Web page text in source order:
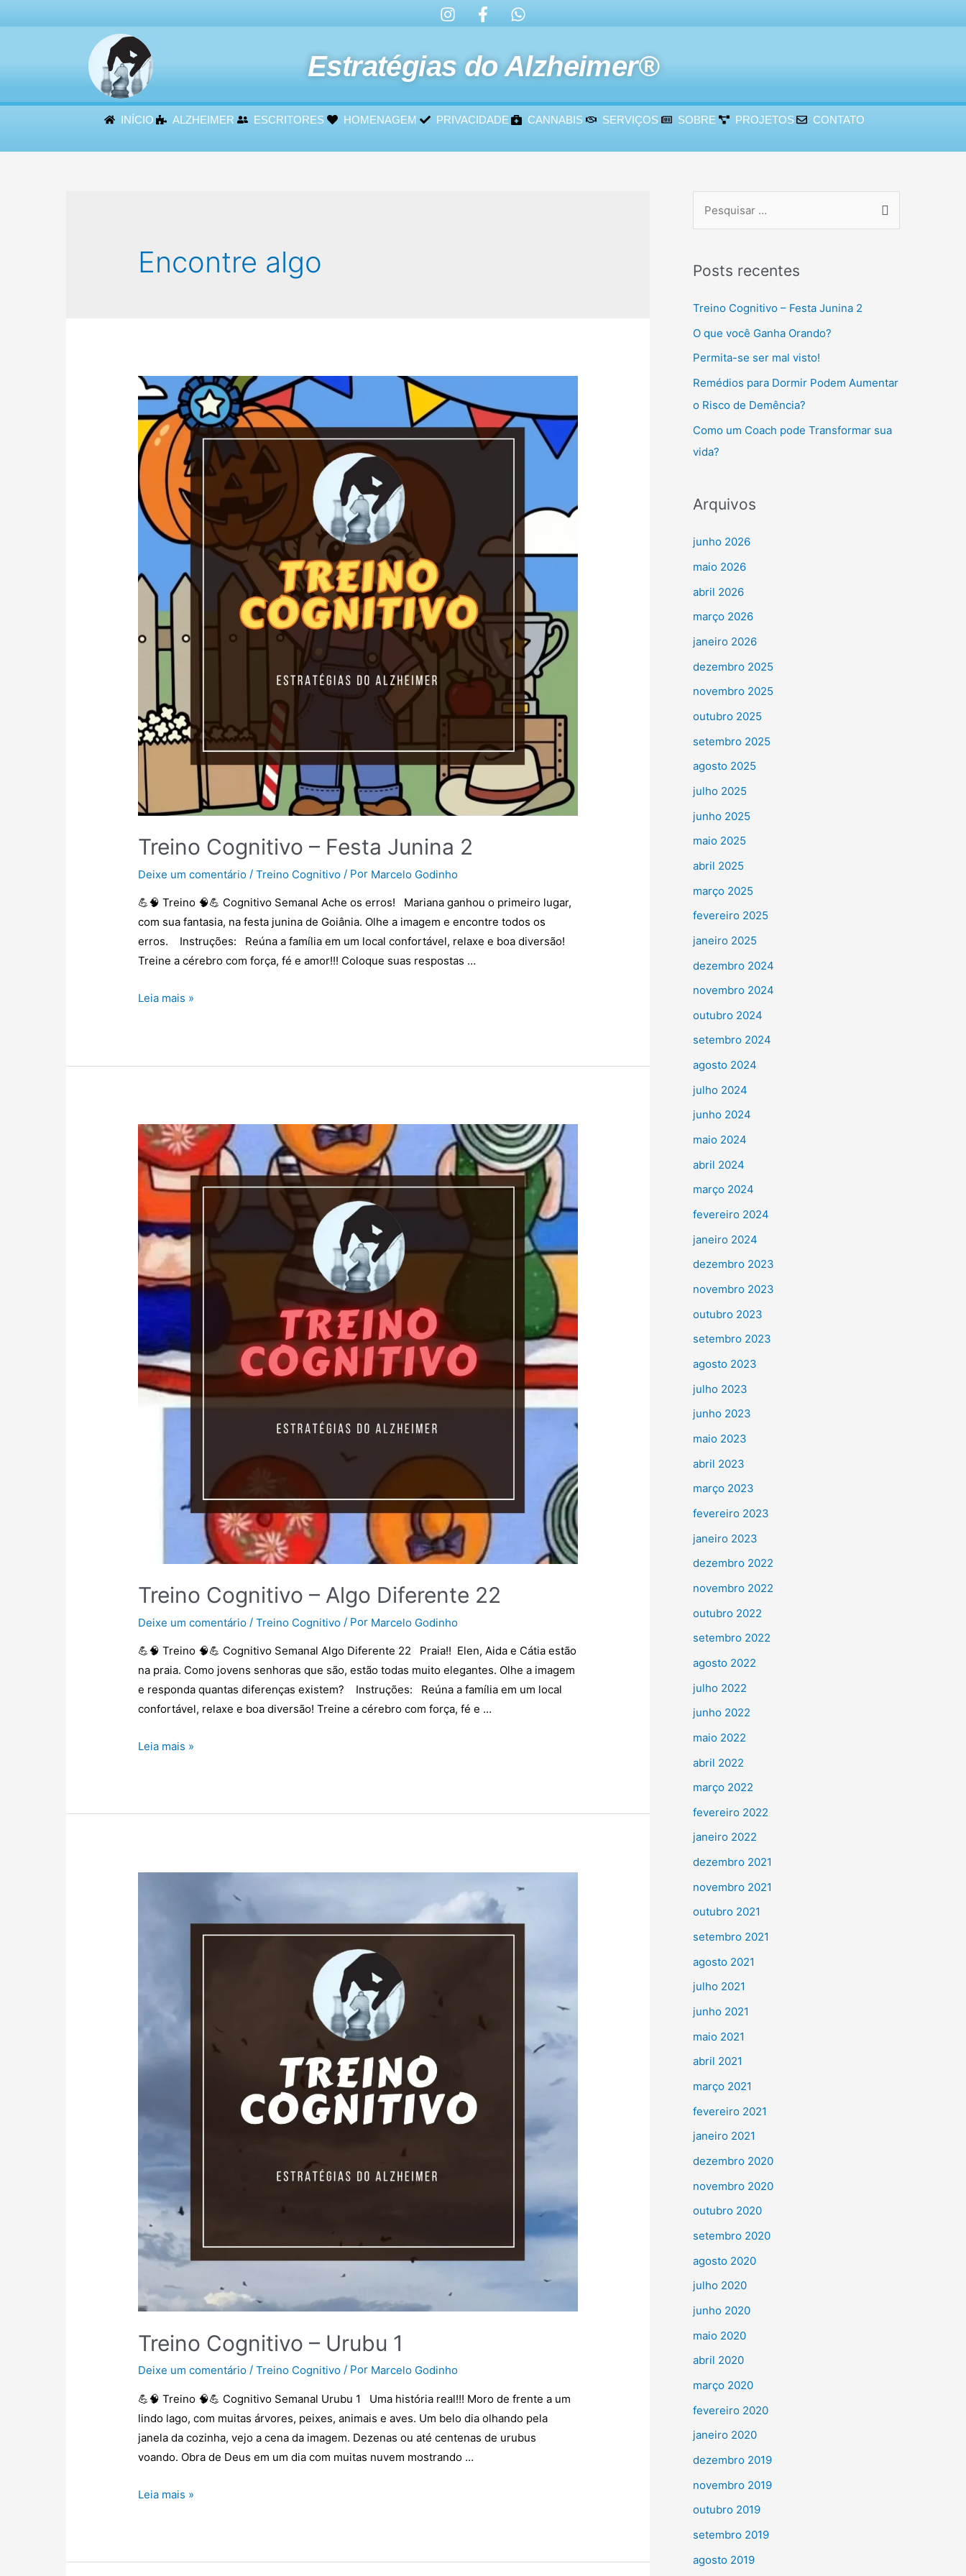
Estratégias do Alzheimer®
INÍCIO ALZHEIMER ESCRITORES HOMENAGEM PRIVACIDADE CANNABIS SERVIÇOS SOBRE PROJETOS CONTATO
Encontre algo
Treino Cognitivo – Festa Junina 2
Deixe um comentário /Treino Cognitivo / Por Marcelo Godinho
💪🧠 Treino 🧠💪 Cognitivo Semanal Ache os erros! Mariana ganhou o primeiro lugar,
com sua fantasia, na festa junina de Goiânia. Olhe a imagem e encontre todos os
erros. Instruções: Reúna a família em um local confortável, relaxe e boa diversão!
Treine a cérebro com força, fé e amor!!! Coloque suas respostas …
Leia mais »
Treino Cognitivo – Algo Diferente 22
Deixe um comentário /Treino Cognitivo / Por Marcelo Godinho
💪🧠 Treino 🧠💪 Cognitivo Semanal Algo Diferente 22 Praia!! Elen, Aida e Cátia estão
na praia. Como jovens senhoras que são, estão todas muito elegantes. Olhe a imagem
e responda quantas diferenças existem? Instruções: Reúna a família em um local
confortável, relaxe e boa diversão! Treine a cérebro com força, fé e …
Leia mais »
Treino Cognitivo – Urubu 1
Deixe um comentário /Treino Cognitivo / Por Marcelo Godinho
💪🧠 Treino 🧠💪 Cognitivo Semanal Urubu 1 Uma história real!!! Moro de frente a um
lindo lago, com muitas árvores, peixes, animais e aves. Um belo dia olhando pela
janela da cozinha, vejo a cena da imagem. Dezenas ou até centenas de urubus
voando. Obra de Deus em um dia com muitas nuvem mostrando …
Leia mais »
Posts recentes
Treino Cognitivo – Festa Junina 2
O que você Ganha Orando?
Permita-se ser mal visto!
Remédios para Dormir Podem Aumentar
o Risco de Demência?
Como um Coach pode Transformar sua
vida?
Arquivos
junho 2026
maio 2026
abril 2026
março 2026
janeiro 2026
dezembro 2025
novembro 2025
outubro 2025
setembro 2025
agosto 2025
julho 2025
junho 2025
maio 2025
abril 2025
março 2025
fevereiro 2025
janeiro 2025
dezembro 2024
novembro 2024
outubro 2024
setembro 2024
agosto 2024
julho 2024
junho 2024
maio 2024
abril 2024
março 2024
fevereiro 2024
janeiro 2024
dezembro 2023
novembro 2023
outubro 2023
setembro 2023
agosto 2023
julho 2023
junho 2023
maio 2023
abril 2023
março 2023
fevereiro 2023
janeiro 2023
dezembro 2022
novembro 2022
outubro 2022
setembro 2022
agosto 2022
julho 2022
junho 2022
maio 2022
abril 2022
março 2022
fevereiro 2022
janeiro 2022
dezembro 2021
novembro 2021
outubro 2021
setembro 2021
agosto 2021
julho 2021
junho 2021
maio 2021
abril 2021
março 2021
fevereiro 2021
janeiro 2021
dezembro 2020
novembro 2020
outubro 2020
setembro 2020
agosto 2020
julho 2020
junho 2020
maio 2020
abril 2020
março 2020
fevereiro 2020
janeiro 2020
dezembro 2019
novembro 2019
outubro 2019
setembro 2019
agosto 2019